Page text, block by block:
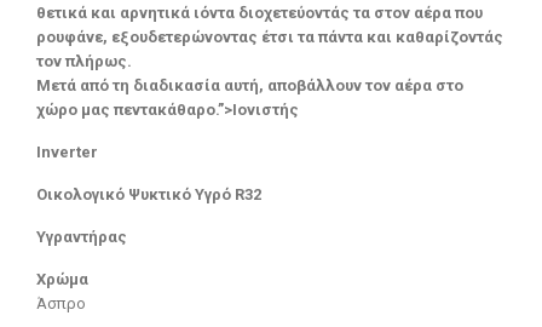
θετικά και αρνητικά ιόντα διοχετεύοντάς τα στον αέρα που
ρουφάνε, εξουδετερώνοντας έτσι τα πάντα και καθαρίζοντάς
τον πλήρως.
Μετά από τη διαδικασία αυτή, αποβάλλουν τον αέρα στο
χώρο μας πεντακάθαρο.”>Ιονιστής
Inverter
Οικολογικό Ψυκτικό Υγρό R32
Υγραντήρας
Χρώμα
Άσπρο